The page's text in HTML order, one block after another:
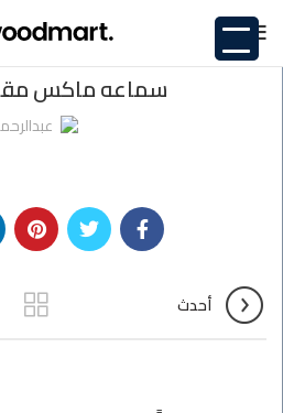
غير مصنف
سماعه ماكس مقاس 10
أحدث